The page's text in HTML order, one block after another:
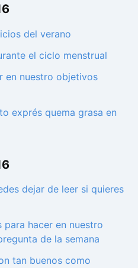
del verano
el ciclo menstrual
en nuestro objetivos
exprés quema grasa en
dejar de leer si quieres
para hacer en nuestro
de la semana
tan buenos como